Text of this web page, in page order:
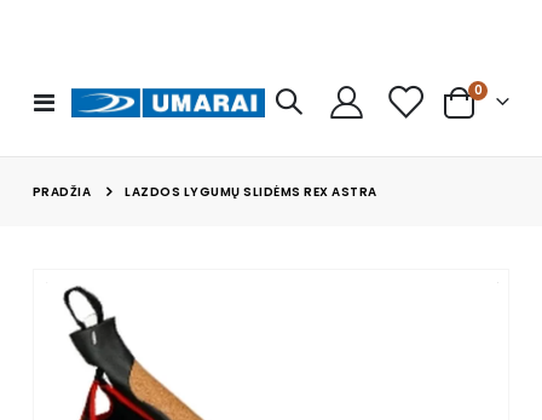
Toggle
Nav
Cart
0prekės
PRADŽIA LAZDOS LYGUMŲ SLIDĖMS REX ASTRA